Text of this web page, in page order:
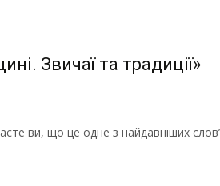
Звичаї та традиції»
ви, що це одне з найдавніших